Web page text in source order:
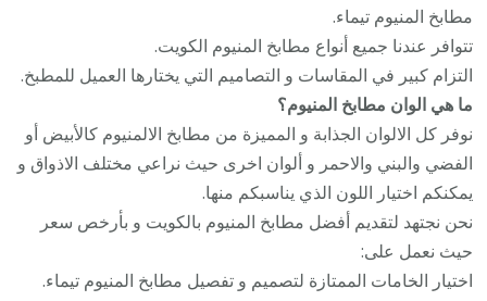
مطابخ المنيوم تيماء.
تتوافر عندنا جميع أنواع مطابخ المنيوم الكويت.
التزام كبير في المقاسات و التصاميم التي يختارها العميل للمطبخ.
ما هي الوان مطابخ المنيوم؟
نوفر كل الالوان الجذابة و المميزة من مطابخ الالمنيوم كالأبيض أو
الفضي والبني والاحمر و ألوان اخرى حيث نراعي مختلف الاذواق و
يمكنكم اختيار اللون الذي يناسبكم منها.
نحن نجتهد لتقديم أفضل مطابخ المنيوم بالكويت و بأرخص سعر
حيث نعمل على:
اختيار الخامات الممتازة لتصميم و تفصيل مطابخ المنيوم تيماء.